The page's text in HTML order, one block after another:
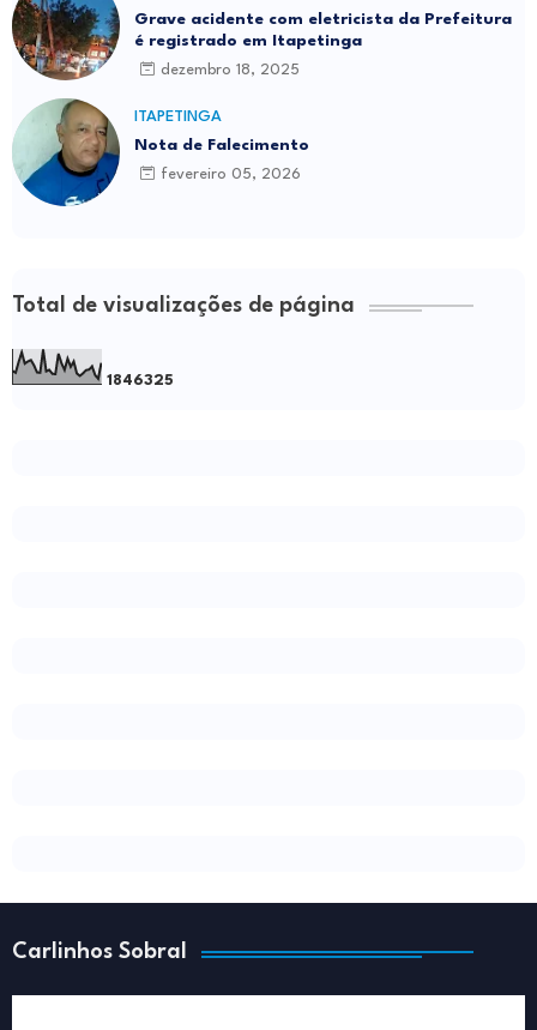
Grave acidente com eletricista da Prefeitura
é registrado em Itapetinga
dezembro 18, 2025
ITAPETINGA
Nota de Falecimento
fevereiro 05, 2026
Total de visualizações de página
1 846325
Carlinhos Sobral